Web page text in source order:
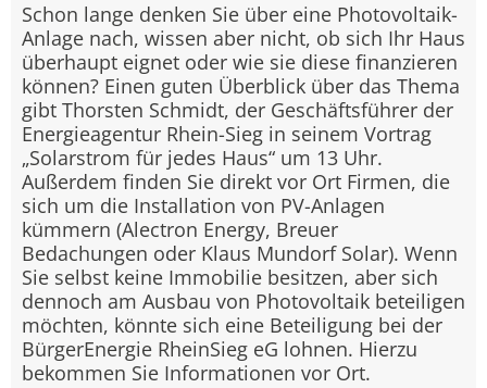
Schon lange denken Sie über eine Photovoltaik-
Anlage nach, wissen aber nicht, ob sich Ihr Haus
überhaupt eignet oder wie sie diese finanzieren
können? Einen guten Überblick über das Thema
gibt Thorsten Schmidt, der Geschäftsführer der
Energieagentur Rhein-Sieg in seinem Vortrag
„Solarstrom für jedes Haus“ um 13 Uhr.
Außerdem finden Sie direkt vor Ort Firmen, die
sich um die Installation von PV-Anlagen
kümmern (Alectron Energy, Breuer
Bedachungen oder Klaus Mundorf Solar). Wenn
Sie selbst keine Immobilie besitzen, aber sich
dennoch am Ausbau von Photovoltaik beteiligen
möchten, könnte sich eine Beteiligung bei der
BürgerEnergie RheinSieg eG lohnen. Hierzu
bekommen Sie Informationen vor Ort.